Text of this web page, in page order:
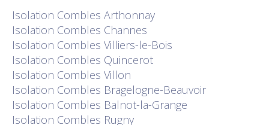
Isolation Combles Arthonnay
Isolation Combles Channes
Isolation Combles Villiers-le-Bois
Isolation Combles Quincerot
Isolation Combles Villon
Isolation Combles Bragelogne-Beauvoir
Isolation Combles Balnot-la-Grange
Isolation Combles Rugny